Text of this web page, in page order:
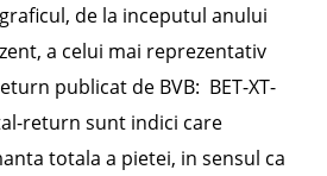
de la inceputul anului
a celui mai reprezentativ
publicat de BVB: BET-XT-
return sunt indici care
totala a pietei, in sensul ca